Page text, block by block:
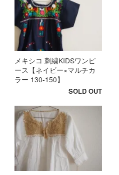
メキシコ 刺繍KIDSワンピ
ース【ネイビー×マルチカ
ラー 130-150】
SOLD OUT